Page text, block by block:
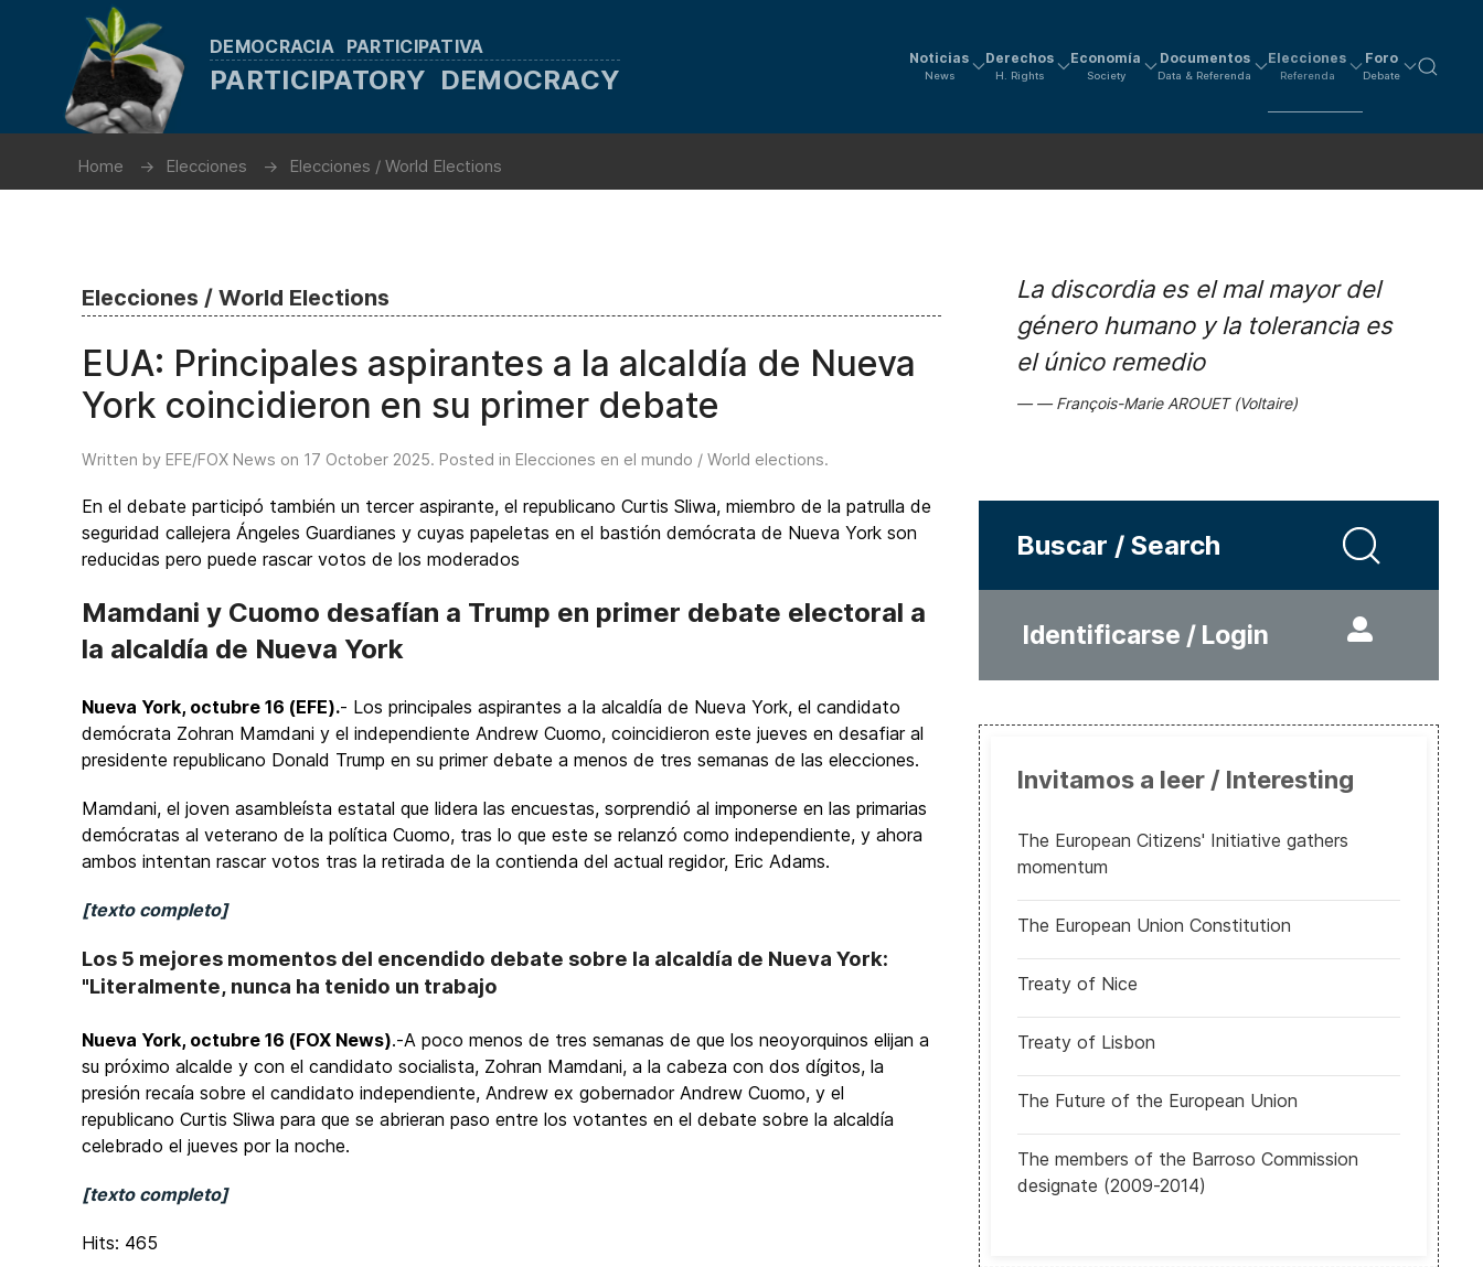
DEMOCRACIA PARTICIPATIVA
PARTICIPATORY DEMOCRACY
Noticias
News
Derechos
H. Rights
Economía
Society
Documentos
Data & Referenda
Elecciones
Referenda
Foro
Debate
Home Elecciones Elecciones / World Elections
Elecciones / World Elections
EUA: Principales aspirantes a la alcaldía de Nueva
York coincidieron en su primer debate
Written by EFE/FOX News on 17 October 2025. Posted in Elecciones en el mundo / World elections.
En el debate participó también un tercer aspirante, el republicano Curtis Sliwa, miembro de la patrulla de
seguridad callejera Ángeles Guardianes y cuyas papeletas en el bastión demócrata de Nueva York son
reducidas pero puede rascar votos de los moderados
Mamdani y Cuomo desafían a Trump en primer debate electoral a
la alcaldía de Nueva York
Nueva York, octubre 16 (EFE).- Los principales aspirantes a la alcaldía de Nueva York, el candidato
demócrata Zohran Mamdani y el independiente Andrew Cuomo, coincidieron este jueves en desafiar al
presidente republicano Donald Trump en su primer debate a menos de tres semanas de las elecciones.
Mamdani, el joven asambleísta estatal que lidera las encuestas, sorprendió al imponerse en las primarias
demócratas al veterano de la política Cuomo, tras lo que este se relanzó como independiente, y ahora
ambos intentan rascar votos tras la retirada de la contienda del actual regidor, Eric Adams.
[texto completo]
Los 5 mejores momentos del encendido debate sobre la alcaldía de Nueva York:
"Literalmente, nunca ha tenido un trabajo
Nueva York, octubre 16 (FOX News).-A poco menos de tres semanas de que los neoyorquinos elijan a
su próximo alcalde y con el candidato socialista, Zohran Mamdani, a la cabeza con dos dígitos, la
presión recaía sobre el candidato independiente, Andrew ex gobernador Andrew Cuomo, y el
republicano Curtis Sliwa para que se abrieran paso entre los votantes en el debate sobre la alcaldía
celebrado el jueves por la noche.
[texto completo]
Hits: 465
La discordia es el mal mayor del
género humano y la tolerancia es
el único remedio
François-Marie AROUET (Voltaire)
Buscar / Search
Identificarse / Login
Invitamos a leer / Interesting
The European Citizens' Initiative gathers
momentum
The European Union Constitution
Treaty of Nice
Treaty of Lisbon
The Future of the European Union
The members of the Barroso Commission
designate (2009-2014)